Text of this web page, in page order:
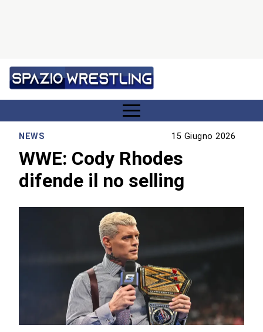
NEWS 15 Giugno 2026
WWE: Cody Rhodes
difende il no selling